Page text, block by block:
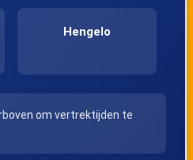
Hengelo
om vertrektijden te